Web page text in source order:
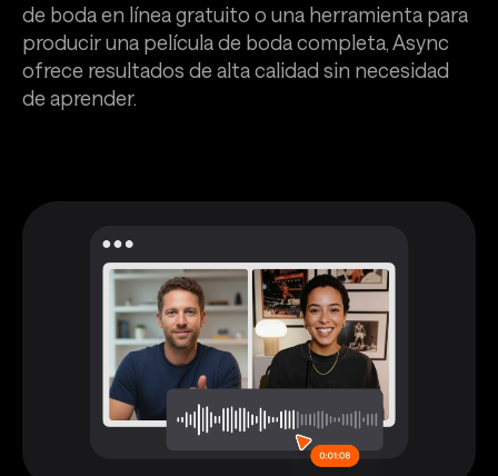
de boda en línea gratuito o una herramienta para
producir una película de boda completa, Async
ofrece resultados de alta calidad sin necesidad
de aprender.